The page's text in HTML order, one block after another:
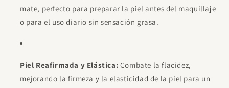
mate, perfecto para preparar la piel antes del maquillaje
o para el uso diario sin sensación grasa.
Piel Reafirmada y Elástica: Combate la flacidez,
mejorando la firmeza y la elasticidad de la piel para un